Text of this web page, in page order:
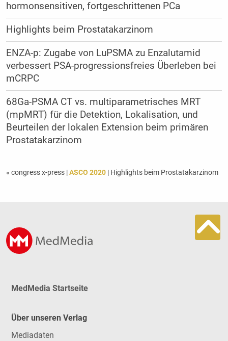
hormonsensitiven, fortgeschrittenen PCa
Highlights beim Prostatakarzinom
ENZA-p: Zugabe von LuPSMA zu Enzalutamid
verbessert PSA-progressionsfreies Überleben bei
mCRPC
68Ga-PSMA CT vs. multiparametrisches MRT
(mpMRT) für die Detektion, Lokalisation, und
Beurteilen der lokalen Extension beim primären
Prostatakarzinom
« congress x-press |ASCO 2020| Highlights beim Prostatakarzinom
MedMedia Startseite
Über unseren Verlag
Mediadaten